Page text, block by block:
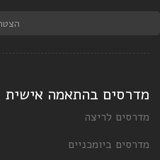
מדרסים בהתאמה אישית
מדרסים לריצה
מדרסים ביומכניים